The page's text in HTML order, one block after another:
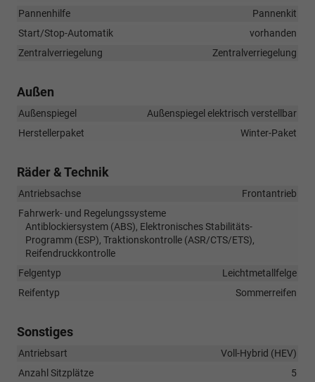
Pannenhilfe
Pannenkit
Start/Stop-Automatik
vorhanden
Zentralverriegelung
Zentralverriegelung
Außen
Außenspiegel
Außenspiegel elektrisch verstellbar
Herstellerpaket
Winter-Paket
Räder & Technik
Antriebsachse
Frontantrieb
Fahrwerk- und Regelungssysteme
Antiblockiersystem (ABS), Elektronisches Stabilitäts-
Programm (ESP), Traktionskontrolle (ASR/CTS/ETS),
Reifendruckkontrolle
Felgentyp
Leichtmetallfelge
Reifentyp
Sommerreifen
Sonstiges
Antriebsart
Voll-Hybrid (HEV)
Anzahl Sitzplätze
5